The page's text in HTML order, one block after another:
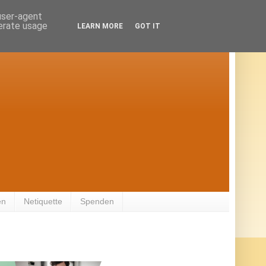
Netiquette Spenden
agent
usage
LEARN MORE GOT IT